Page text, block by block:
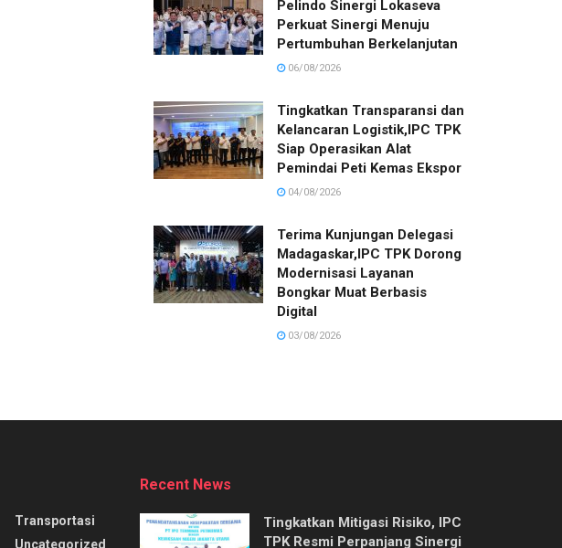
Pelindo Sinergi Lokaseva
Perkuat Sinergi Menuju
Pertumbuhan Berkelanjutan
06/08/2026
Tingkatkan Transparansi dan
Kelancaran Logistik,IPC TPK
Siap Operasikan Alat
Pemindai Peti Kemas Ekspor
04/08/2026
Terima Kunjungan Delegasi
Madagaskar,IPC TPK Dorong
Modernisasi Layanan
Bongkar Muat Berbasis
Digital
03/08/2026
Transportasi
Uncategorized
Recent News
Tingkatkan Mitigasi Risiko, IPC
TPK Resmi Perpanjang Sinergi